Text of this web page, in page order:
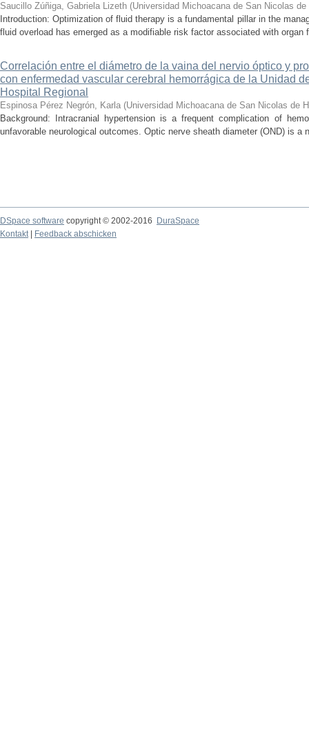
Saucillo Zúñiga, Gabriela Lizeth (Universidad Michoacana de San Nicolas de
Introduction: Optimization of fluid therapy is a fundamental pillar in the
fluid overload has emerged as a modifiable risk factor associated with organ
Correlación entre el diámetro de la vaina del nervio óptico y
con enfermedad vascular cerebral hemorrágica de la Unidad
Hospital Regional
Espinosa Pérez Negrón, Karla (Universidad Michoacana de San Nicolas de
Background: Intracranial hypertension is a frequent complication of
unfavorable neurological outcomes. Optic nerve sheath diameter (OND) is a
DSpace software copyright © 2002-2016
DuraSpace
Kontakt| Feedback abschicken